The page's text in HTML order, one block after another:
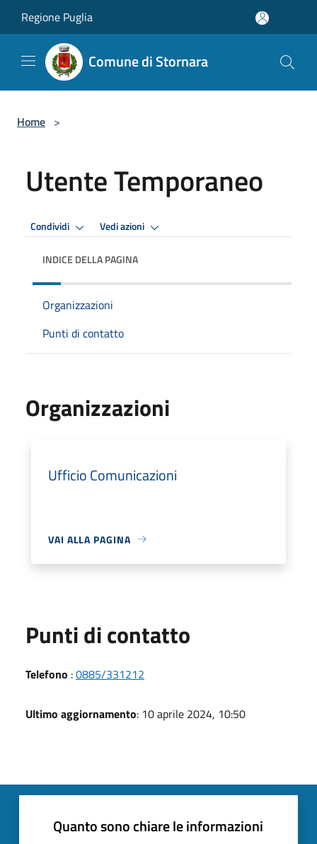
Regione Puglia
Comune di Stornara
Home >
Utente Temporaneo
Condividi Vedi azioni
INDICE DELLA PAGINA
Organizzazioni
Punti di contatto
Organizzazioni
Ufficio Comunicazioni
VAI ALLA PAGINA
Punti di contatto
Telefono :0885/331212
Ultimo aggiornamento: 10 aprile 2024, 10:50
Quanto sono chiare le informazioni